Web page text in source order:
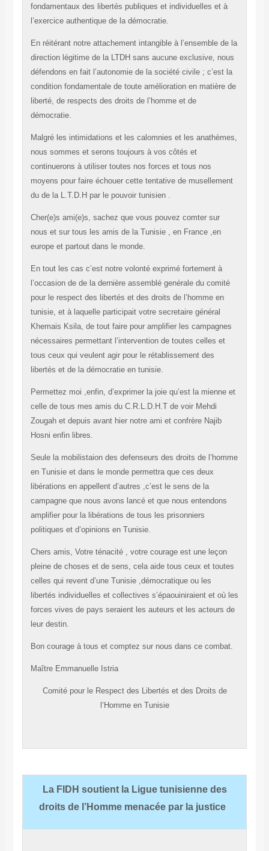
fondamentaux des libertés publiques et individuelles et à
l’exercice authentique de la démocratie.
En réitérant notre attachement intangible à l’ensemble de la
direction légitime de la LTDH sans aucune exclusive, nous
défendons en fait l’autonomie de la société civile ; c’est la
condition fondamentale de toute amélioration en matière de
liberté, de respects des droits de l’homme et de
démocratie.
Malgré les intimidations et les calomnies et les anathèmes,
nous sommes et serons toujours à vos côtés et
continuerons à utiliser toutes nos forces et tous nos
moyens pour faire échouer cette tentative de musellement
du de la L.T.D.H par le pouvoir tunisien .
Cher(e)s ami(e)s, sachez que vous pouvez comter sur
nous et sur tous les amis de la Tunisie , en France ,en
europe et partout dans le monde.
En tout les cas c’est notre volonté exprimé fortement à
l’occasion de de la dernière assemblé genérale du comité
pour le respect des libertés et des droits de l’homme en
tunisie, et à laquelle participait votre secretaire général
Khemais Ksila, de tout faire pour amplifier les campagnes
nécessaires permettant l’intervention de toutes celles et
tous ceux qui veulent agir pour le rétablissement des
libertés et de la démocratie en tunisie.
Permettez moi ,enfin, d’exprimer la joie qu’est la mienne et
celle de tous mes amis du C.R.L.D.H.T de voir Mehdi
Zougah et depuis avant hier notre ami et confrère Najib
Hosni enfin libres.
Seule la mobilistaion des defenseurs des droits de l’homme
en Tunisie et dans le monde permettra que ces deux
libérations en appellent d’autres ,c’est le sens de la
campagne que nous avons lancé et que nous entendons
amplifier pour la libérations de tous les prisonniers
politiques et d’opinions en Tunisie.
Chers amis, Votre ténacité , votre courage est une leçon
pleine de choses et de sens, cela aide tous ceux et toutes
celles qui revent d’une Tunisie ,démocratique ou les
libertés individuelles et collectives s’épaouiniraient et où les
forces vives de pays seraient les auteurs et les acteurs de
leur destin.
Bon courage à tous et comptez sur nous dans ce combat.
Maître Emmanuelle Istria
Comité pour le Respect des Libertés et des Droits de
l’Homme en Tunisie
La FIDH soutient la Ligue tunisienne des
droits de l’Homme menacée par la justice